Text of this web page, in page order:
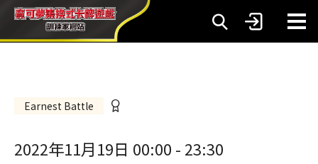
Earnest Battle
2022年11月19日 00:00 - 23:30